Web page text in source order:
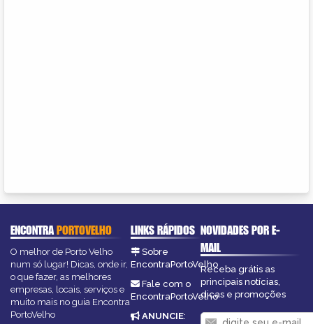
ENCONTRAPORTOVELHO
O melhor de Porto Velho
num só lugar! Dicas, onde ir,
o que fazer, as melhores
empresas, locais, serviços e
muito mais no guia Encontra
PortoVelho
LINKS RÁPIDOS
Sobre
EncontraPortoVelho
Fale com o
EncontraPortoVelho
ANUNCIE:
NOVIDADES POR E-
MAIL
Receba grátis as
principais notícias,
dicas e promoções